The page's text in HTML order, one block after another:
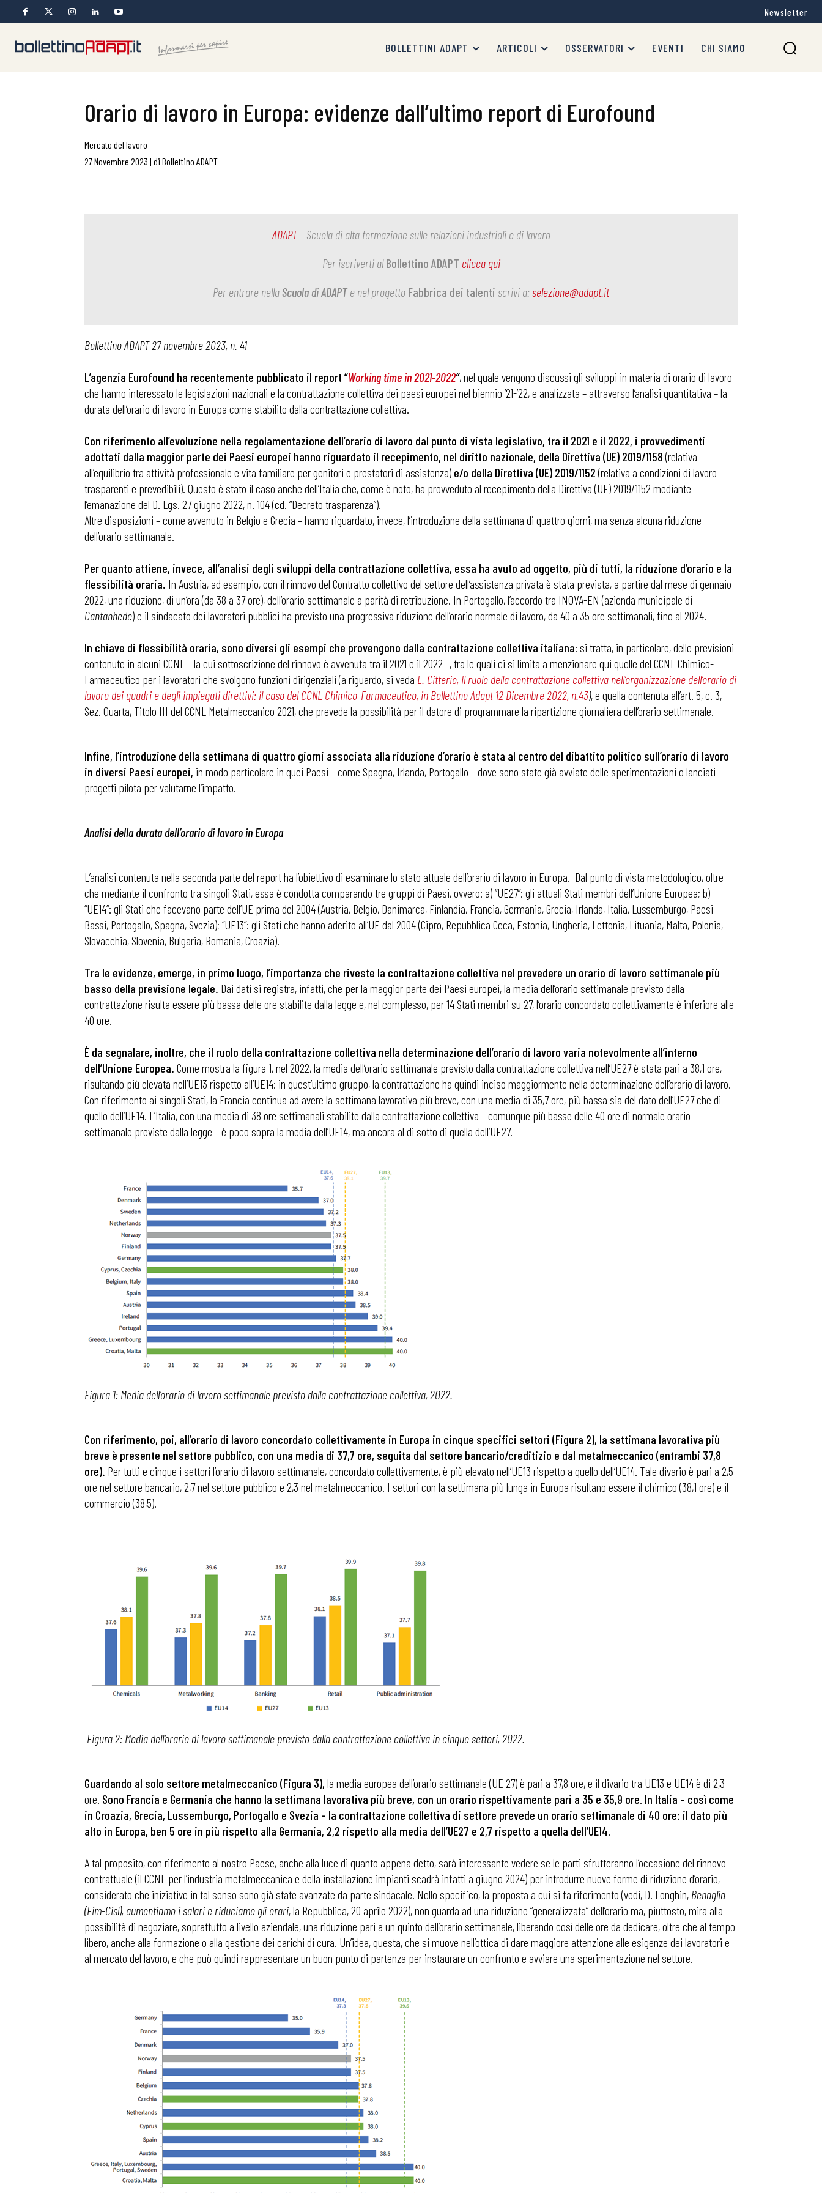
Bollettini ADAPT
Articoli
Eventi
Chi Siamo
Newsletter
BOLLETTINI ADAPT ARTICOLI OSSERVATORI EVENTI CHI SIAMO
Orario di lavoro in Europa: evidenze dall’ultimo report di Eurofound
Mercato del lavoro
27 Novembre 2023 | di Bollettino ADAPT
ADAPT– Scuola di alta formazione sulle relazioni industriali e di lavoro
Per iscriverti alBollettino ADAPT clicca qui
Per entrare nella Scuola di ADAPT e nel progetto Fabbrica dei talenti scrivi a:selezione@adapt.it
Bollettino ADAPT 27 novembre 2023, n. 41
L’agenzia Eurofound ha recentemente pubblicato il report “Working time in 2021-2022”, nel quale vengono discussi gli sviluppi in materia di orario di lavoro
che hanno interessato le legislazioni nazionali e la contrattazione collettiva dei paesi europei nel biennio ’21-’22, e analizzata – attraverso l’analisi quantitativa – la
durata dell’orario di lavoro in Europa come stabilito dalla contrattazione collettiva.
Con riferimento all’evoluzione nella regolamentazione dell’orario di lavoro dal punto di vista legislativo, tra il 2021 e il 2022, i provvedimenti
adottati dalla maggior parte dei Paesi europei hanno riguardato il recepimento, nel diritto nazionale, della Direttiva (UE) 2019/1158(relativa
all’equilibrio tra attività professionale e vita familiare per genitori e prestatori di assistenza) e/o della Direttiva (UE) 2019/1152(relativa a condizioni di lavoro
trasparenti e prevedibili). Questo è stato il caso anche dell’Italia che, come è noto, ha provveduto al recepimento della Direttiva (UE) 2019/1152 mediante
l’emanazione del D. Lgs. 27 giugno 2022, n. 104 (cd. “Decreto trasparenza”).
Altre disposizioni – come avvenuto in Belgio e Grecia – hanno riguardato, invece, l’introduzione della settimana di quattro giorni, ma senza alcuna riduzione
dell’orario settimanale.
Per quanto attiene, invece, all’analisi degli sviluppi della contrattazione collettiva, essa ha avuto ad oggetto, più di tutti, la riduzione d’orario e la
flessibilità oraria. In Austria, ad esempio, con il rinnovo del Contratto collettivo del settore dell’assistenza privata è stata prevista, a partire dal mese di gennaio
2022, una riduzione, di un’ora (da 38 a 37 ore), dell’orario settimanale a parità di retribuzione. In Portogallo, l’accordo tra INOVA-EN (azienda municipale di
Cantanhede) e il sindacato dei lavoratori pubblici ha previsto una progressiva riduzione dell’orario normale di lavoro, da 40 a 35 ore settimanali, fino al 2024.
In chiave di flessibilità oraria, sono diversi gli esempi che provengono dalla contrattazione collettiva italiana: si tratta, in particolare, delle previsioni
contenute in alcuni CCNL – la cui sottoscrizione del rinnovo è avvenuta tra il 2021 e il 2022– , tra le quali ci si limita a menzionare qui quelle del CCNL Chimico-
Farmaceutico per i lavoratori che svolgono funzioni dirigenziali (a riguardo, si veda L. Citterio, Il ruolo della contrattazione collettiva nell’organizzazione dell’orario di
lavoro dei quadri e degli impiegati direttivi: il caso del CCNL Chimico-Farmaceutico, in Bollettino Adapt 12 Dicembre 2022, n.43), e quella contenuta all’art. 5, c. 3,
Sez. Quarta, Titolo III del CCNL Metalmeccanico 2021, che prevede la possibilità per il datore di programmare la ripartizione giornaliera dell’orario settimanale.
Infine, l’introduzione della settimana di quattro giorni associata alla riduzione d’orario è stata al centro del dibattito politico sull’orario di lavoro
in diversi Paesi europei, in modo particolare in quei Paesi – come Spagna, Irlanda, Portogallo – dove sono state già avviate delle sperimentazioni o lanciati
progetti pilota per valutarne l’impatto.
Analisi della durata dell’orario di lavoro in Europa
L’analisi contenuta nella seconda parte del report ha l’obiettivo di esaminare lo stato attuale dell’orario di lavoro in Europa. Dal punto di vista metodologico, oltre
che mediante il confronto tra singoli Stati, essa è condotta comparando tre gruppi di Paesi, ovvero: a) “UE27”: gli attuali Stati membri dell’Unione Europea; b)
“UE14”: gli Stati che facevano parte dell’UE prima del 2004 (Austria, Belgio, Danimarca, Finlandia, Francia, Germania, Grecia, Irlanda, Italia, Lussemburgo, Paesi
Bassi, Portogallo, Spagna, Svezia); “UE13”: gli Stati che hanno aderito all’UE dal 2004 (Cipro, Repubblica Ceca, Estonia, Ungheria, Lettonia, Lituania, Malta, Polonia,
Slovacchia, Slovenia, Bulgaria, Romania, Croazia).
Tra le evidenze, emerge, in primo luogo, l’importanza che riveste la contrattazione collettiva nel prevedere un orario di lavoro settimanale più
basso della previsione legale. Dai dati si registra, infatti, che per la maggior parte dei Paesi europei, la media dell’orario settimanale previsto dalla
contrattazione risulta essere più bassa delle ore stabilite dalla legge e, nel complesso, per 14 Stati membri su 27, l’orario concordato collettivamente è inferiore alle
40 ore.
È da segnalare, inoltre, che il ruolo della contrattazione collettiva nella determinazione dell’orario di lavoro varia notevolmente all’interno
dell’Unione Europea. Come mostra la figura 1, nel 2022, la media dell’orario settimanale previsto dalla contrattazione collettiva nell’UE27 è stata pari a 38,1 ore,
risultando più elevata nell’UE13 rispetto all’UE14: in quest’ultimo gruppo, la contrattazione ha quindi inciso maggiormente nella determinazione dell’orario di lavoro.
Con riferimento ai singoli Stati, la Francia continua ad avere la settimana lavorativa più breve, con una media di 35,7 ore, più bassa sia del dato dell’UE27 che di
quello dell’UE14. L’Italia, con una media di 38 ore settimanali stabilite dalla contrattazione collettiva – comunque più basse delle 40 ore di normale orario
settimanale previste dalla legge – è poco sopra la media dell’UE14, ma ancora al di sotto di quella dell’UE27.
Figura 1: Media dell’orario di lavoro settimanale previsto dalla contrattazione collettiva, 2022.
Con riferimento, poi, all’orario di lavoro concordato collettivamente in Europa in cinque specifici settori (Figura 2), la settimana lavorativa più
breve è presente nel settore pubblico, con una media di 37,7 ore, seguita dal settore bancario/creditizio e dal metalmeccanico (entrambi 37,8
ore). Per tutti e cinque i settori l’orario di lavoro settimanale, concordato collettivamente, è più elevato nell’UE13 rispetto a quello dell’UE14. Tale divario è pari a 2,5
ore nel settore bancario, 2,7 nel settore pubblico e 2,3 nel metalmeccanico. I settori con la settimana più lunga in Europa risultano essere il chimico (38,1 ore) e il
commercio (38,5).
Figura 2: Media dell’orario di lavoro settimanale previsto dalla contrattazione collettiva in cinque settori, 2022.
Guardando al solo settore metalmeccanico (Figura 3), la media europea dell’orario settimanale (UE 27) è pari a 37,8 ore, e il divario tra UE13 e UE14 è di 2,3
ore. Sono Francia e Germania che hanno la settimana lavorativa più breve, con un orario rispettivamente pari a 35 e 35,9 ore. In Italia – così come
in Croazia, Grecia, Lussemburgo, Portogallo e Svezia – la contrattazione collettiva di settore prevede un orario settimanale di 40 ore: il dato più
alto in Europa, ben 5 ore in più rispetto alla Germania, 2,2 rispetto alla media dell’UE27 e 2,7 rispetto a quella dell’UE14.
A tal proposito, con riferimento al nostro Paese, anche alla luce di quanto appena detto, sarà interessante vedere se le parti sfrutteranno l’occasione del rinnovo
contrattuale (il CCNL per l’industria metalmeccanica e della installazione impianti scadrà infatti a giugno 2024) per introdurre nuove forme di riduzione d’orario,
considerato che iniziative in tal senso sono già state avanzate da parte sindacale. Nello specifico, la proposta a cui si fa riferimento (vedi, D. Longhin, Benaglia
(Fim-Cisl), aumentiamo i salari e riduciamo gli orari, la Repubblica, 20 aprile 2022), non guarda ad una riduzione “generalizzata” dell’orario ma, piuttosto, mira alla
possibilità di negoziare, soprattutto a livello aziendale, una riduzione pari a un quinto dell’orario settimanale, liberando così delle ore da dedicare, oltre che al tempo
libero, anche alla formazione o alla gestione dei carichi di cura. Un’idea, questa, che si muove nell’ottica di dare maggiore attenzione alle esigenze dei lavoratori e
al mercato del lavoro, e che può quindi rappresentare un buon punto di partenza per instaurare un confronto e avviare una sperimentazione nel settore.